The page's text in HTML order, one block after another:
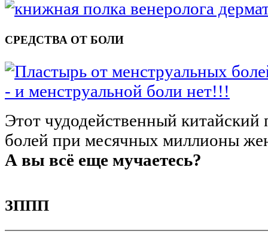
СРЕДСТВА ОТ БОЛИ
- и менструальной боли нет!!!
Этот чудодейственный китайский
болей при месячных миллионы
А вы всё еще мучаетесь?
ЗППП